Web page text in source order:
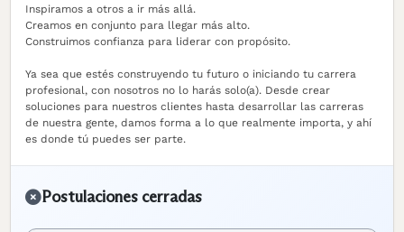
Inspiramos a otros a ir más allá.
Creamos en conjunto para llegar más alto.
Construimos confianza para liderar con propósito.
Ya sea que estés construyendo tu futuro o iniciando tu carrera
profesional, con nosotros no lo harás solo(a). Desde crear
soluciones para nuestros clientes hasta desarrollar las carreras
de nuestra gente, damos forma a lo que realmente importa, y ahí
es donde tú puedes ser parte.
Postulaciones cerradas